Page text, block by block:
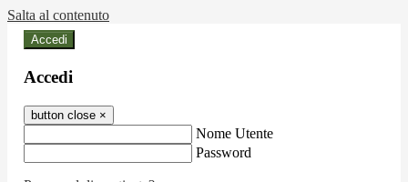
Salta al contenuto
Accedi
Accedi
button close ×
Nome Utente
Password